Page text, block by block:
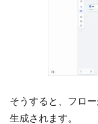
そうすると、フロ
生成されます。